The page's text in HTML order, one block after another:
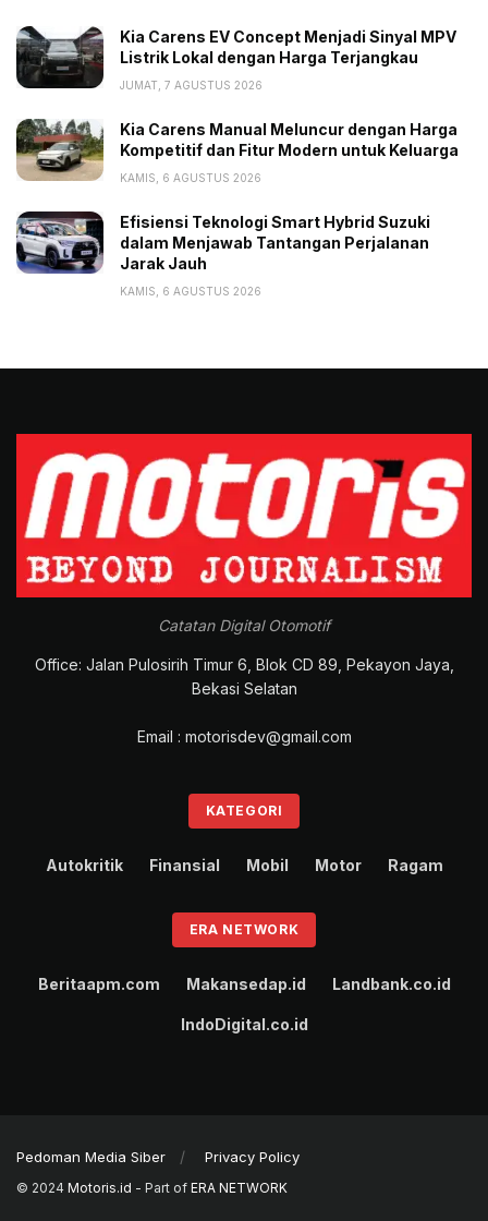
Kia Carens EV Concept Menjadi Sinyal MPV
Listrik Lokal dengan Harga Terjangkau
JUMAT, 7 AGUSTUS 2026
Kia Carens Manual Meluncur dengan Harga
Kompetitif dan Fitur Modern untuk Keluarga
KAMIS, 6 AGUSTUS 2026
Efisiensi Teknologi Smart Hybrid Suzuki
dalam Menjawab Tantangan Perjalanan
Jarak Jauh
KAMIS, 6 AGUSTUS 2026
Catatan Digital Otomotif
Office: Jalan Pulosirih Timur 6, Blok CD 89, Pekayon Jaya,
Bekasi Selatan
Email : motorisdev@gmail.com
KATEGORI
Autokritik Finansial Mobil Motor Ragam
ERA NETWORK
Beritaapm.com Makansedap.id Landbank.co.id
IndoDigital.co.id
Pedoman Media Siber Privacy Policy
© 2024 Motoris.id - Part of ERA NETWORK